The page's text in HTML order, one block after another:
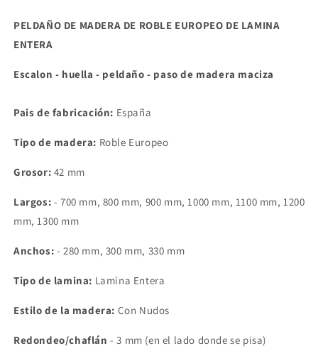
42
grosor
42
PELDAÑO DE MADERA DE ROBLE EUROPEO DE LAMINA
ENTERA
Escalon - huella - peldaño - paso de madera maciza
Pais de fabricación: España
Tipo de madera: Roble Europeo
Grosor: 42 mm
Largos: - 700 mm, 800 mm, 900 mm, 1000 mm, 1100 mm, 1200
mm, 1300 mm
Anchos: - 280 mm, 300 mm, 330 mm
Tipo de lamina: Lamina Entera
Estilo de la madera: Con Nudos
Redondeo/chaflán - 3 mm (en el lado donde se pisa)